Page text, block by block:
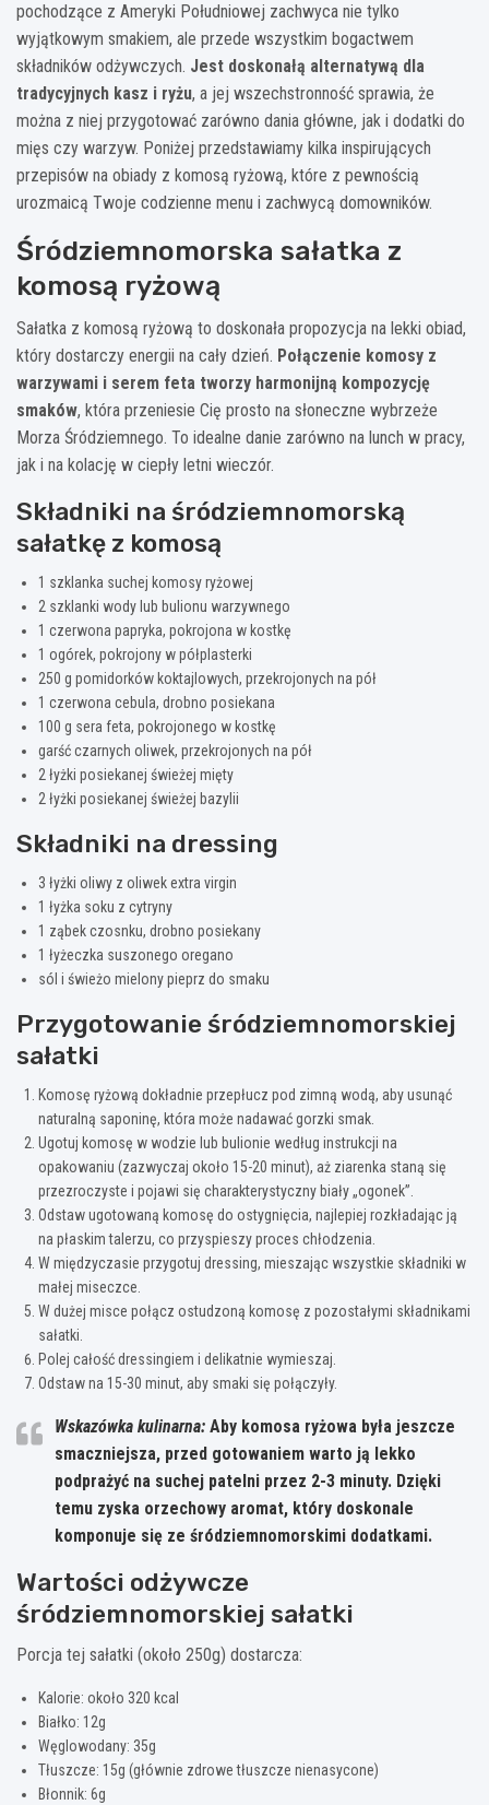
pochodzące z Ameryki Południowej zachwyca nie tylko
wyjątkowym smakiem, ale przede wszystkim bogactwem
składników odżywczych. Jest doskonałą alternatywą dla
tradycyjnych kasz i ryżu, a jej wszechstronność sprawia, że
można z niej przygotować zarówno dania główne, jak i dodatki do
mięs czy warzyw. Poniżej przedstawiamy kilka inspirujących
przepisów na obiady z komosą ryżową, które z pewnością
urozmaicą Twoje codzienne menu i zachwycą domowników.
Śródziemnomorska sałatka z
komosą ryżową
Sałatka z komosą ryżową to doskonała propozycja na lekki obiad,
który dostarczy energii na cały dzień. Połączenie komosy z
warzywami i serem feta tworzy harmonijną kompozycję
smaków, która przeniesie Cię prosto na słoneczne wybrzeże
Morza Śródziemnego. To idealne danie zarówno na lunch w pracy,
jak i na kolację w ciepły letni wieczór.
Składniki na śródziemnomorską
sałatkę z komosą
1 szklanka suchej komosy ryżowej
2 szklanki wody lub bulionu warzywnego
1 czerwona papryka, pokrojona w kostkę
1 ogórek, pokrojony w półplasterki
250 g pomidorków koktajlowych, przekrojonych na pół
1 czerwona cebula, drobno posiekana
100 g sera feta, pokrojonego w kostkę
garść czarnych oliwek, przekrojonych na pół
2 łyżki posiekanej świeżej mięty
2 łyżki posiekanej świeżej bazylii
Składniki na dressing
3 łyżki oliwy z oliwek extra virgin
1 łyżka soku z cytryny
1 ząbek czosnku, drobno posiekany
1 łyżeczka suszonego oregano
sól i świeżo mielony pieprz do smaku
Przygotowanie śródziemnomorskiej
sałatki
Komosę ryżową dokładnie przepłucz pod zimną wodą, aby usunąć
naturalną saponinę, która może nadawać gorzki smak.
Ugotuj komosę w wodzie lub bulionie według instrukcji na
opakowaniu (zazwyczaj około 15-20 minut), aż ziarenka staną się
przezroczyste i pojawi się charakterystyczny biały „ogonek”.
Odstaw ugotowaną komosę do ostygnięcia, najlepiej rozkładając ją
na płaskim talerzu, co przyspieszy proces chłodzenia.
W międzyczasie przygotuj dressing, mieszając wszystkie składniki w
małej miseczce.
W dużej misce połącz ostudzoną komosę z pozostałymi składnikami
sałatki.
Polej całość dressingiem i delikatnie wymieszaj.
Odstaw na 15-30 minut, aby smaki się połączyły.
Wskazówka kulinarna: Aby komosa ryżowa była jeszcze
smaczniejsza, przed gotowaniem warto ją lekko
podprażyć na suchej patelni przez 2-3 minuty. Dzięki
temu zyska orzechowy aromat, który doskonale
komponuje się ze śródziemnomorskimi dodatkami.
Wartości odżywcze
śródziemnomorskiej sałatki
Porcja tej sałatki (około 250g) dostarcza:
Kalorie: około 320 kcal
Białko: 12g
Węglowodany: 35g
Tłuszcze: 15g (głównie zdrowe tłuszcze nienasycone)
Błonnik: 6g